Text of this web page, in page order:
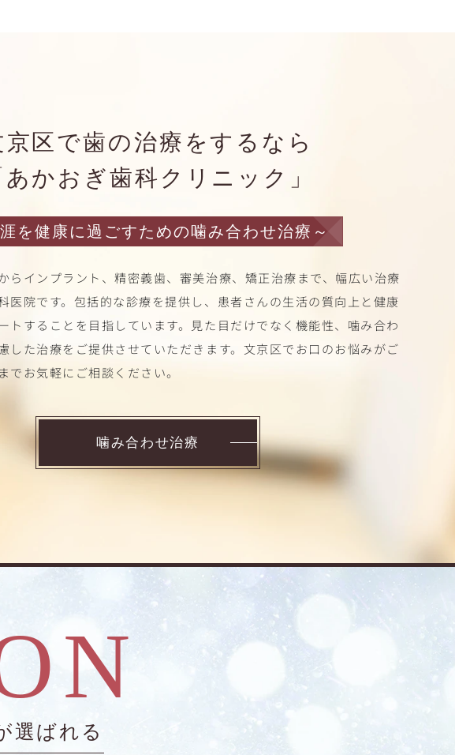
京区で歯の治療をするなら
あかおぎ歯科クリニック」
を健康に過ごすための噛み合わせ治療 ～
らインプラント、精密義歯、審美治療、矯正治療まで、幅広い治療
医院です。包括的な診療を提供し、患者さんの生活の質向上と健康
トすることを目指しています。見た目だけでなく機能性、噛み合わ
した治療をご提供させていただきます。文京区でお口のお悩みがご
でお気軽にご相談ください。
噛み合わせ治療
選ばれる